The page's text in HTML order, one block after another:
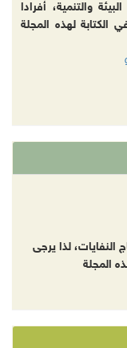
والتنمية، أفرادا
الكتابة لهذه المجلة
لذا يرجى
المجلة